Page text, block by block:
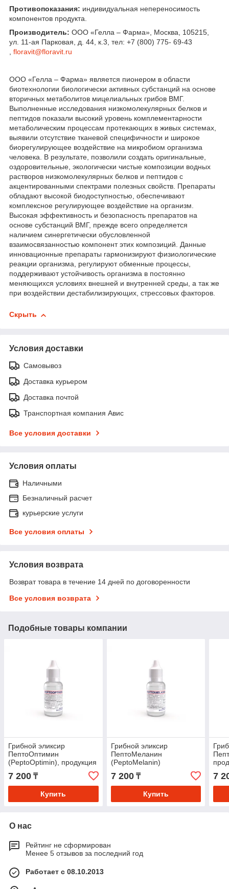
Противопоказания: индивидуальная непереносимость
компонентов продукта.
Производитель: ООО «Гелла – Фарма», Москва, 105215,
ул. 11-ая Парковая, д. 44, к.3, тел: +7 (800) 775- 69-43
, floravit@floravit.ru
ООО «Гелла – Фарма» является пионером в области
биотехнологии биологически активных субстанций на основе
вторичных метаболитов мицелиальных грибов ВМГ.
Выполненные исследования низкомолекулярных белков и
пептидов показали высокий уровень комплементарности
метаболическим процессам протекающих в живых системах,
выявили отсутствие тканевой специфичности и широкое
биорегулирующее воздействие на микробиом организма
человека. В результате, позволили создать оригинальные,
оздоровительные, экологически чистые композиции водных
растворов низкомолекулярных белков и пептидов с
акцентированными спектрами полезных свойств. Препараты
обладают высокой биодоступностью, обеспечивают
комплексное регулирующее воздействие на организм.
Высокая эффективность и безопасность препаратов на
основе субстанций ВМГ, прежде всего определяется
наличием синергетически обусловленной
взаимосвязанностью компонент этих композиций. Данные
инновационные препараты гармонизируют физиологические
реакции организма, регулируют обменные процессы,
поддерживают устойчивость организма в постоянно
меняющихся условиях внешней и внутренней среды, а так же
при воздействии дестабилизирующих, стрессовых факторов.
Скрыть
Условия доставки
Самовывоз
Доставка курьером
Доставка почтой
Транспортная компания Авис
Все условия доставки
Условия оплаты
Наличными
Безналичный расчет
курьерские услуги
Все условия оплаты
Условия возврата
Возврат товара в течение 14 дней по договоренности
Все условия возврата
Подобные товары компании
Грибной эликсир
ПептоОптимин
(PeptoOptimin), продукция
компании Аврора
7 200 ₸
Купить
Грибной эликсир
ПептоМеланин
(PeptoMelanin)
7 200₸
Купить
7
О нас
Рейтинг не сформирован
Менее 5 отзывов за последний год
Работает с 08.10.2013